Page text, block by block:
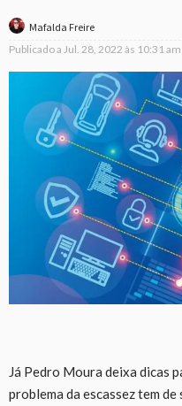
Mafalda Freire
Publicado a Jul. 28, 2022 às 10:31 am
Já Pedro Moura deixa dicas
problema da escassez tem